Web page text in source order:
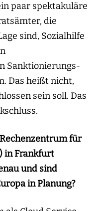
paar spektakuläre
die
sind, Sozialhilfe
Sanktionierungs-
Das heißt nicht,
sein soll. Das
für
in Frankfurt
und sind
in Planung?